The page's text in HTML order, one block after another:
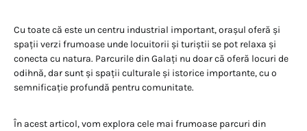
Cu toate că este un centru industrial important, orașul oferă și
spații verzi frumoase unde locuitorii și turiștii se pot relaxa și
conecta cu natura. Parcurile din Galați nu doar că oferă locuri de
odihnă, dar sunt și spații culturale și istorice importante, cu o
semnificație profundă pentru comunitate.
În acest articol, vom explora cele mai frumoase parcuri din